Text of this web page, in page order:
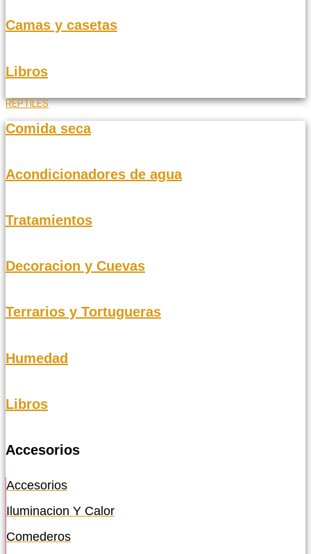
Camas y casetas
Libros
REPTILES
Comida seca
Acondicionadores de agua
Tratamientos
Decoracion y Cuevas
Terrarios y Tortugueras
Humedad
Libros
Accesorios
Accesorios
Iluminacion Y Calor
Comederos